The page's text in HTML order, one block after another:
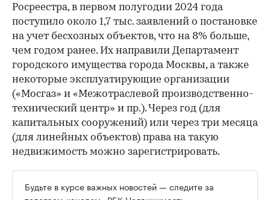
Росреестра, в первом полугодии 2024 года
поступило около 1,7 тыс. заявлений о постановке
на учет бесхозных объектов, что на 8% больше,
чем годом ранее. Их направили Департамент
городского имущества города Москвы, а также
некоторые эксплуатирующие организации
(«Мосгаз» и «Межотраслевой производственно-
технический центр» и пр.). Через год (для
капитальных сооружений) или через три месяца
(для линейных объектов) права на такую
недвижимость можно зарегистрировать.
Будьте в курсе важных новостей — следите за